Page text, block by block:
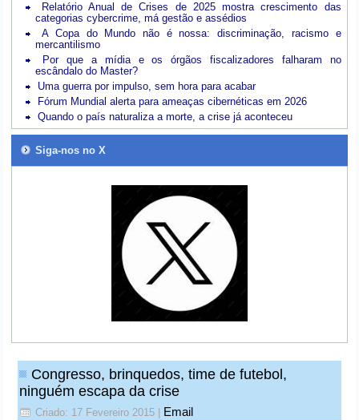
Relatório Anual de Crises de 2025 mostra crescimento das
categorias cybercrime, má gestão e assédios
A Copa do Mundo não é nossa: discriminação, racismo e
mercantilismo
Por que a mídia e os órgãos fiscalizadores falharam no
escândalo do Master?
Uma guerra por impulso, sem hora para acabar
Fórum Mundial alerta para ameaças cibernéticas em 2026
Quando o país naturaliza a morte, a crise já aconteceu
Siga-nos no X
Congresso, brinquedos, time de futebol,
ninguém escapa da crise
Criado: 17 Fevereiro 2015 Email